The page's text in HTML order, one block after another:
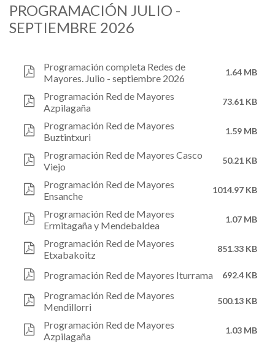
PROGRAMACIÓN JULIO -
SEPTIEMBRE 2026
Programación completa Redes de
Mayores. Julio - septiembre 2026
1.64 MB
Programación Red de Mayores
Azpilagaña
73.61 KB
Programación Red de Mayores
Buztintxuri
1.59 MB
Programación Red de Mayores Casco
Viejo
50.21 KB
Programación Red de Mayores
Ensanche
1014.97 KB
Programación Red de Mayores
Ermitagaña y Mendebaldea
1.07 MB
Programación Red de Mayores
Etxabakoitz
851.33 KB
Programación Red de Mayores Iturrama 692.4 KB
Programación Red de Mayores
Mendillorri
500.13 KB
Programación Red de Mayores
Azpilagaña
1.03 MB